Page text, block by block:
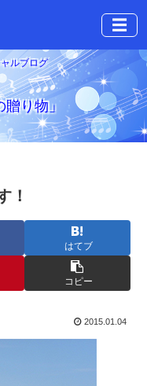
☰
ルブログ
贈り物」
！
はてブ
コピー
2015.01.04